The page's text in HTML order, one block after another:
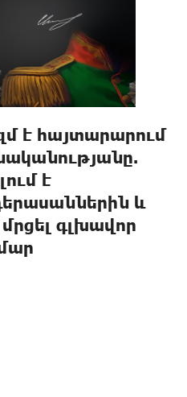
է հայտարարում
է
և
գլխավոր